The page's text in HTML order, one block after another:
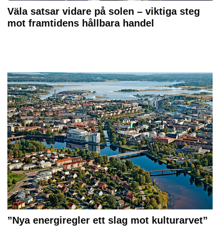
Väla satsar vidare på solen – viktiga steg
mot framtidens hållbara handel
”Nya energiregler ett slag mot kulturarvet”